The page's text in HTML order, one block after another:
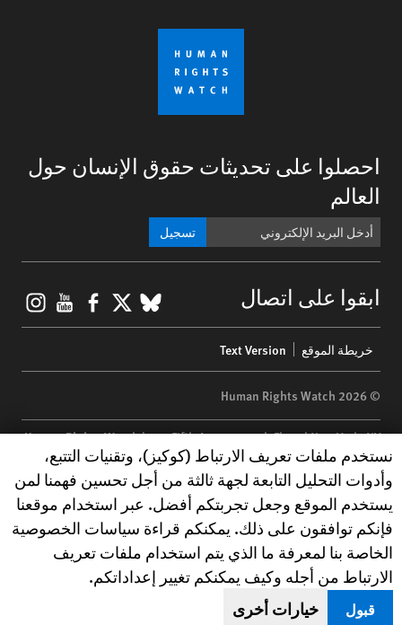
احصلوا على تحديثات حقوق الإنسان حول
العالم
تسجيل
ابقوا على اتصال BlueSky
X
menu
خريطة الموقع Text Version
© 2026 Human Rights Watch
Human Rights Watch| 350 Fifth Avenue, 34th Floor | New York,NY
10118-3299 USA|t 1.212.290.4700
Human Rights Watchis a 501(C)(3) nonprofit registered in the US
under EIN: 13-2875808
Human Rights Watch cookie preferences
نستخدم ملفات تعريف الارتباط (كوكيز)، وتقنيات التتبع،
وأدوات التحليل التابعة لجهة ثالثة من أجل تحسين فهمنا لمن
يستخدم الموقع وجعل تجربتكم أفضل. عبر استخدام موقعنا
فإنكم توافقون على ذلك. يمكنكم قراءة سياسات الخصوصية
الخاصة بنا لمعرفة ما الذي يتم استخدام ملفات تعريف
الارتباط من أجله وكيف يمكنكم تغيير إعداداتكم.
قبول خيارات أخرى